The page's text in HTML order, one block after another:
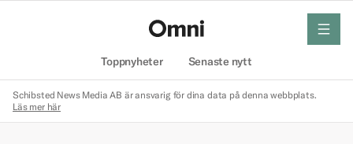
Toppnyheter Senaste nytt
meny
Schibsted News Media AB är ansvarig för dina data på denna webbplats.
Läs mer här